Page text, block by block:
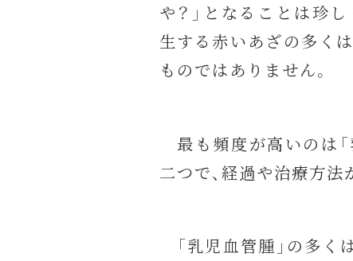
や？」となることは珍
生する赤いあざの多く
ものではありません。
最も頻度が高いのは「
二つで、経過や治療方法
「乳児血管腫」の多く